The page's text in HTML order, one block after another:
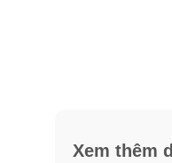
Xem thêm